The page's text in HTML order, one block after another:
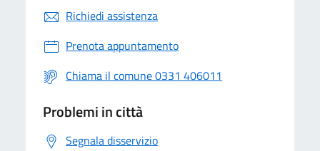
Richiedi assistenza
Prenota appuntamento
Chiama il comune 0331 406011
Problemi in città
Segnala disservizio